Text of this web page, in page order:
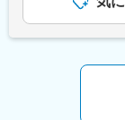
す。「お客
より親しみ
ります。
中央研究所
フランクな
て活躍でき
や新規領域
します。■
選考を通じ
含めた表記